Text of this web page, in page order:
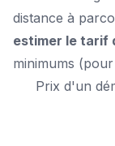
distance à
estimer le tarif
minimums
Prix d'un